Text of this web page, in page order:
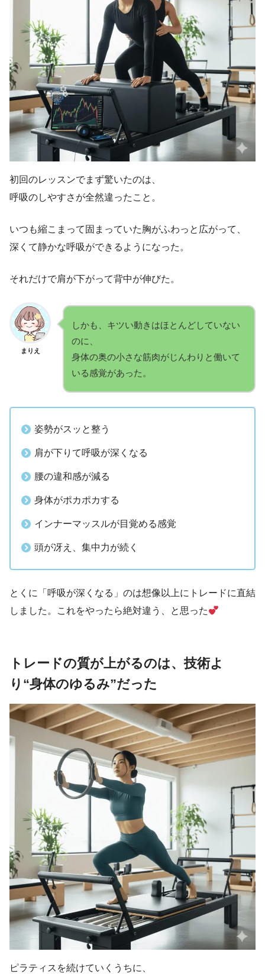
初回のレッスンでまず驚いたのは、
呼吸のしやすさが全然違ったこと。
いつも縮こまって固まっていた胸がふわっと広がって、
深くて静かな呼吸ができるようになった。
それだけで肩が下がって背中が伸びた。
まりえ
しかも、キツい動きはほとんどしていない
のに、
身体の奥の小さな筋肉がじんわりと働いて
いる感覚があった。
姿勢がスッと整う
肩が下りて呼吸が深くなる
腰の違和感が減る
身体がポカポカする
インナーマッスルが目覚める感覚
頭が冴え、集中力が続く
とくに「呼吸が深くなる」のは想像以上にトレードに直結
しました。これをやったら絶対違う、と思った
トレードの質が上がるのは、技術よ
り“身体のゆるみ”だった
ピラティスを続けていくうちに、